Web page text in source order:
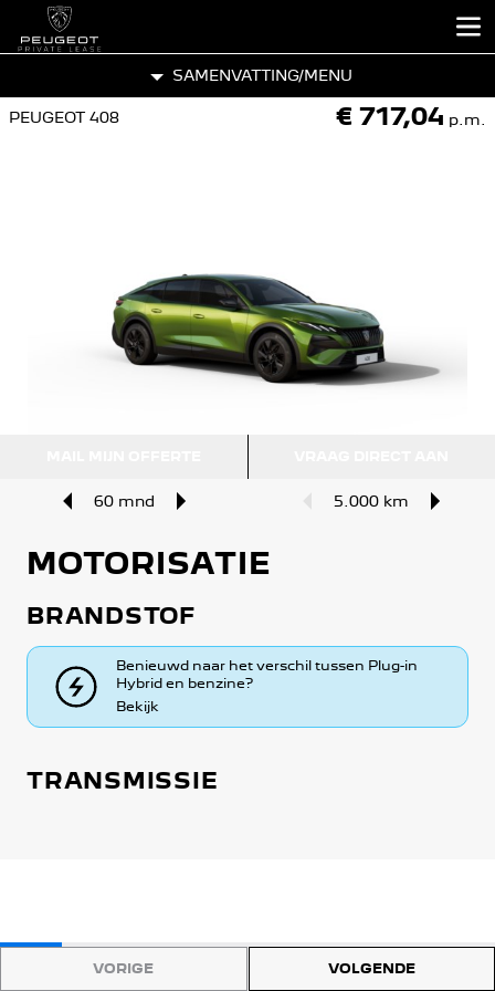
PEUGEOT 408 € 717,04 p.m.
MOTORISATIE
BRANDSTOF
Benieuwd naar het verschil tussen Plug-in
Hybrid en benzine?
Bekijk
TRANSMISSIE
60 mnd 5.000 km
VORIGE VOLGENDE
SAMENVATTING/MENU